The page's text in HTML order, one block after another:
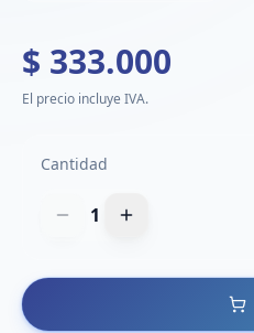
$ 333.000
El precio incluye IVA.
Cantidad
1